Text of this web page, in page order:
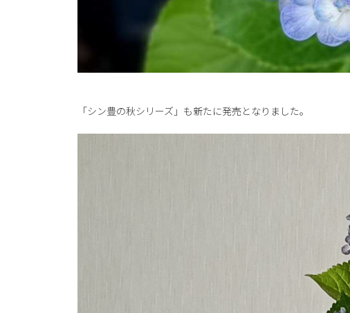
「シン豊の秋シリーズ」も新たに発売となりました。